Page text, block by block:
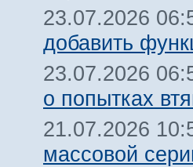
23.07.2026
добавить
23.07.2026
о попытках
21.07.2026
массовой